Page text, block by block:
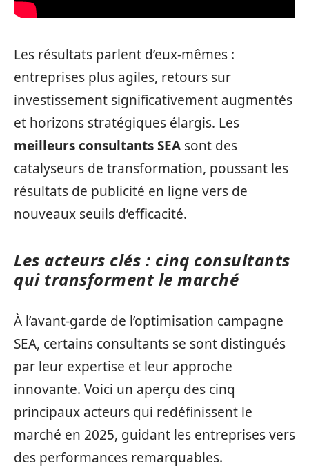
Les résultats parlent d’eux-mêmes :
entreprises plus agiles, retours sur
investissement significativement augmentés
et horizons stratégiques élargis. Les
meilleurs consultants SEA sont des
catalyseurs de transformation, poussant les
résultats de publicité en ligne vers de
nouveaux seuils d’efficacité.
Les acteurs clés : cinq consultants
qui transforment le marché
À l’avant-garde de l’optimisation campagne
SEA, certains consultants se sont distingués
par leur expertise et leur approche
innovante. Voici un aperçu des cinq
principaux acteurs qui redéfinissent le
marché en 2025, guidant les entreprises vers
des performances remarquables.